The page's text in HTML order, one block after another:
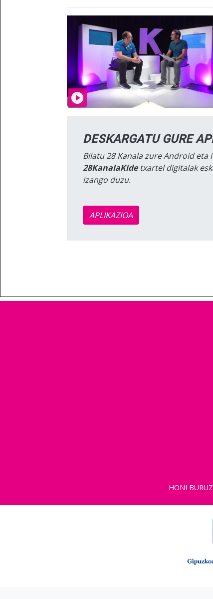
DESKARGATU GURE
Bilatu 28 Kanala zure Android eta
28KanalaKidetxartel digitalak
izango duzu.
APLIKAZIOA
HONI BURUZ